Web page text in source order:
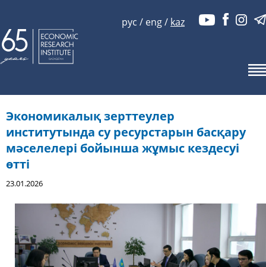
рус / eng/ kaz
Экономикалық зерттеулер
институтында су ресурстарын басқару
мәселелері бойынша жұмыс кездесуі
өтті
23.01.2026